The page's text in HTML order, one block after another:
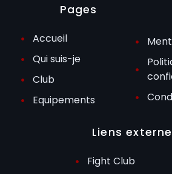
Pages
Accueil
Qui suis-je
Club
Equipements
Liens
Fight Club